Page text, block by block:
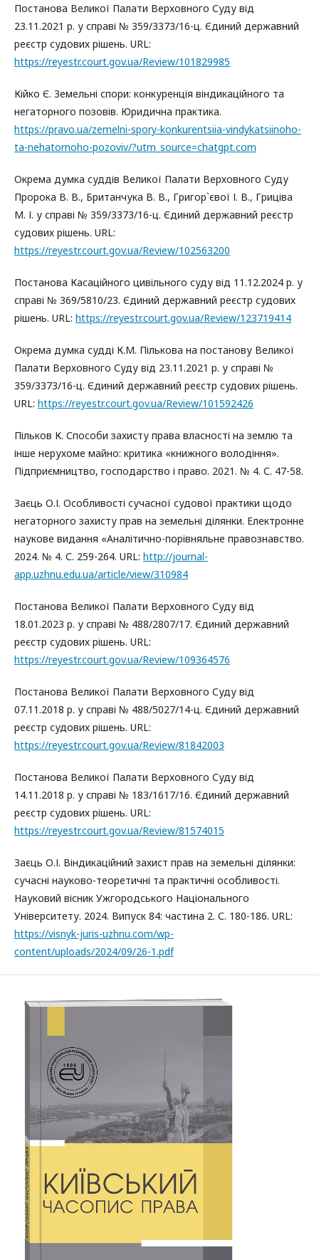
Постанова Великої Палати Верховного Суду від
23.11.2021 р. у справі № 359/3373/16-ц. Єдиний державний
реєстр судових рішень. URL:
https://reyestr.court.gov.ua/Review/101829985
Кійко Є. Земельні спори: конкуренція віндикаційного та
негаторного позовів. Юридична практика.
https://pravo.ua/zemelni-spory-konkurentsiia-vindykatsiinoho-
ta-nehatornoho-pozoviv/?utm_source=chatgpt.com
Окрема думка суддів Великої Палати Верховного Суду
Пророка В. В., Британчука В. В., Григор`євої І. В., Гриціва
М. І. у справі № 359/3373/16-ц. Єдиний державний реєстр
судових рішень. URL:
https://reyestr.court.gov.ua/Review/102563200
Постанова Касаційного цивільного суду від 11.12.2024 р. у
справі № 369/5810/23. Єдиний державний реєстр судових
рішень. URL: https://reyestr.court.gov.ua/Review/123719414
Окрема думка судді К.М. Пількова на постанову Великої
Палати Верховного Суду від 23.11.2021 р. у справі №
359/3373/16-ц. Єдиний державний реєстр судових рішень.
URL: https://reyestr.court.gov.ua/Review/101592426
Пільков К. Способи захисту права власності на землю та
інше нерухоме майно: критика «книжного володіння».
Підприємництво, господарство і право. 2021. № 4. С. 47-58.
Заєць О.І. Особливості сучасної судової практики щодо
негаторного захисту прав на земельні ділянки. Електронне
наукове видання «Аналітично-порівняльне правознавство.
2024. № 4. С. 259-264. URL: http://journal-
app.uzhnu.edu.ua/article/view/310984
Постанова Великої Палати Верховного Суду від
18.01.2023 р. у справі № 488/2807/17. Єдиний державний
реєстр судових рішень. URL:
https://reyestr.court.gov.ua/Review/109364576
Постанова Великої Палати Верховного Суду від
07.11.2018 р. у справі № 488/5027/14-ц. Єдиний державний
реєстр судових рішень. URL:
https://reyestr.court.gov.ua/Review/81842003
Постанова Великої Палати Верховного Суду від
14.11.2018 р. у справі № 183/1617/16. Єдиний державний
реєстр судових рішень. URL:
https://reyestr.court.gov.ua/Review/81574015
Заєць О.І. Віндикаційний захист прав на земельні ділянки:
сучасні науково-теоретичні та практичні особливості.
Науковий вісник Ужгородського Національного
Університету. 2024. Випуск 84: частина 2. С. 180-186. URL:
https://visnyk-juris-uzhnu.com/wp-
content/uploads/2024/09/26-1.pdf